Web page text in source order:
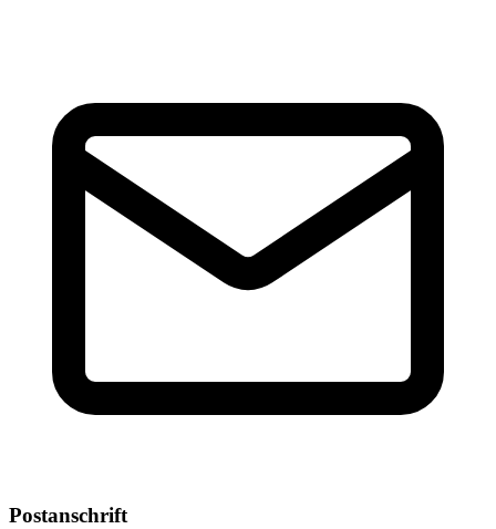
Postanschrift